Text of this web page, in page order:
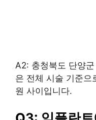
A2: 충청북도 단양
은 전체 시술 기준
원 사이입니다.